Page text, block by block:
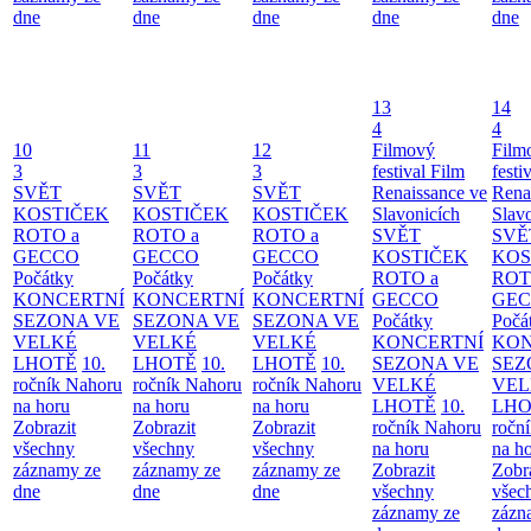
dne
dne
dne
dne
dne
10
3
SVĚT
KOSTIČEK
ROTO a
GECCO
Počátky
KONCERTNÍ
SEZONA VE
VELKÉ
LHOTĚ 10.
ročník Nahoru
na horu
Zobrazit
všechny
záznamy ze
dne
11
3
SVĚT
KOSTIČEK
ROTO a
GECCO
Počátky
KONCERTNÍ
SEZONA VE
VELKÉ
LHOTĚ 10.
ročník Nahoru
na horu
Zobrazit
všechny
záznamy ze
dne
12
3
SVĚT
KOSTIČEK
ROTO a
GECCO
Počátky
KONCERTNÍ
SEZONA VE
VELKÉ
LHOTĚ 10.
ročník Nahoru
na horu
Zobrazit
všechny
záznamy ze
dne
13
4
Filmový
festival Film
Renaissance ve
Slavonicích
SVĚT
KOSTIČEK
ROTO a
GECCO
Počátky
KONCERTNÍ
SEZONA VE
VELKÉ
LHOTĚ 10.
ročník Nahoru
na horu
Zobrazit
všechny
záznamy ze
14
4
na